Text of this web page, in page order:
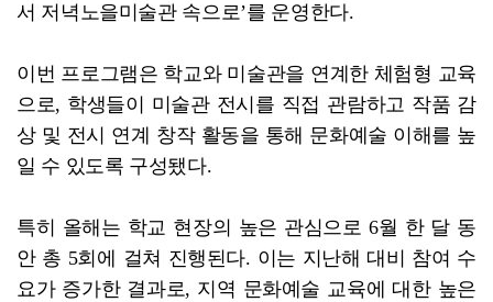
서 저녁노을미술관 속으로’를 운영한다.
이번 프로그램은 학교와 미술관을 연계한 체험형 교육
으로, 학생들이 미술관 전시를 직접 관람하고 작품 감
상 및 전시 연계 창작 활동을 통해 문화예술 이해를 높
일 수 있도록 구성됐다.
특히 올해는 학교 현장의 높은 관심으로 6월 한 달 동
안 총 5회에 걸쳐 진행된다. 이는 지난해 대비 참여 수
요가 증가한 결과로, 지역 문화예술 교육에 대한 높은